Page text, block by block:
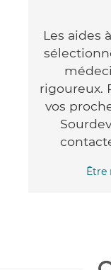
Les aides
rigoureux.
vos
Être